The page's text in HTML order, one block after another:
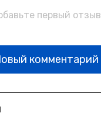
первый отзыв
комментарий